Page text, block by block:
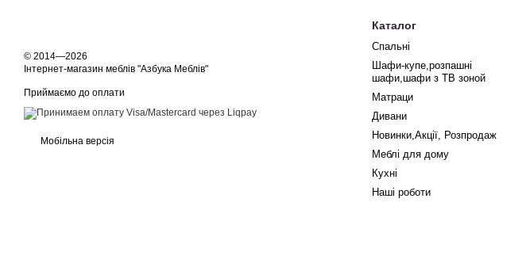
© 2014—2026
Інтернет-магазин меблів "Азбука Меблів"
Приймаємо до оплати
Мобільна версія
Каталог
Спальні
Шафи-купе,розпашні
шафи,шафи з ТВ зоной
Матраци
Дивани
Новинки,Акції, Розпродаж
Меблі для дому
Кухні
Наші роботи